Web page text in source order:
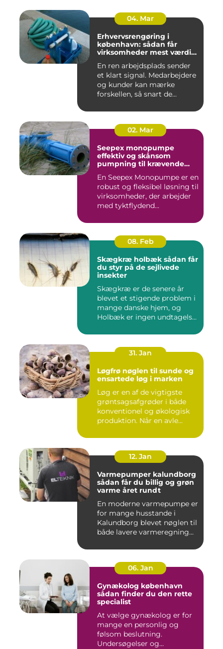
04. Mar
Erhvervsrengøring i
københavn: sådan får
virksomheder mest værdi
En ren arbejdsplads sender
et klart signal. Medarbejdere
og kunder kan mærke
forskellen, så snart de...
02. Mar
Seepex monopumpe
effektiv og skånsom
pumpning til krævende
En Seepex Monopumpe er en
robust og fleksibel løsning til
virksomheder, der arbejder
med tyktflydend...
08. Feb
Skægkræ holbæk sådan får
du styr på de sejlivede
insekter
Skægkræ er de senere år
blevet et stigende problem i
mange danske hjem, og
Holbæk er ingen undtagels...
31. Jan
Løgfrø nøglen til sunde og
ensartede løg i marken
Løg er en af de vigtigste
grøntsagsafgrøder i både
konventionel og økologisk
produktion. Når en avle...
12. Jan
Varmepumper kalundborg
sådan får du billig og grøn
varme året rundt
En moderne varmepumpe er
for mange husstande i
Kalundborg blevet nøglen til
både lavere varmeregning...
06. Jan
Gynækolog københavn
sådan finder du den rette
specialist
At vælge gynækolog er for
mange en personlig og
følsom beslutning.
Undersøgelser og